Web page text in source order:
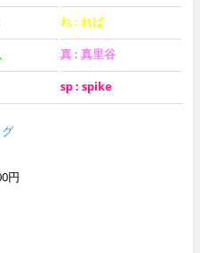
れ : れば
真 : 真里谷
sp : spike
円